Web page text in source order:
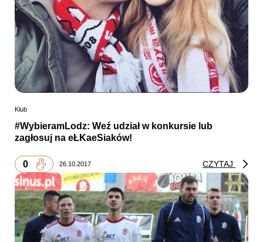
Klub
#WybieramLodz: Weź udział w konkursie lub
zagłosuj na eŁKaeSiaków!
0 26.10.2017 CZYTAJ